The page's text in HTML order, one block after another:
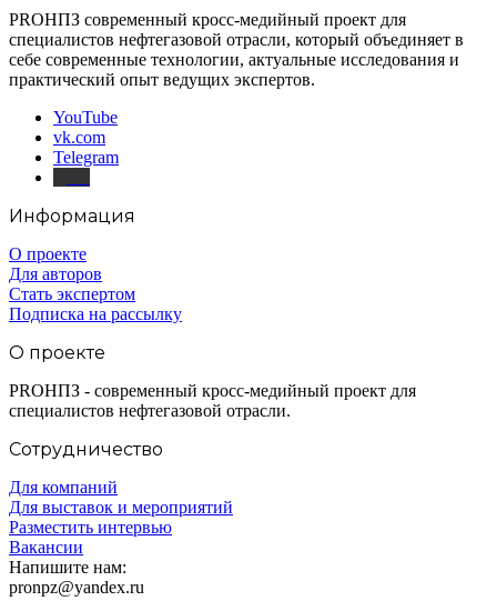
PROНПЗ современный кросс-медийный проект для
специалистов нефтегазовой отрасли, который объединяет в
себе современные технологии, актуальные исследования и
практический опыт ведущих экспертов.
YouTube
vk.com
Telegram
Информация
О проекте
Для авторов
Стать экспертом
Подписка на рассылку
О проекте
PROНПЗ - современный кросс-медийный проект для
специалистов нефтегазовой отрасли.
Сотрудничество
Для компаний
Для выставок и мероприятий
Разместить интервью
Вакансии
Напишите нам:
pronpz@yandex.ru